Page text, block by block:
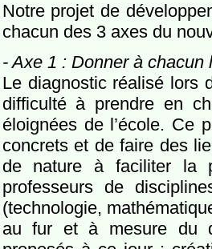
Notre projet de
chacun des 3 axes du
- Axe 1 : Donner à
Le diagnostic réalisé lors
difficulté à prendre en
éloignées de l’école. Ce
concrets et de faire des
de nature à faciliter la
professeurs de
(technologie,
au fur et à mesure du